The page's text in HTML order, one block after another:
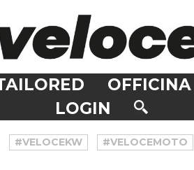
OFFICINA
LOGIN
#VELOCEKW #VELOCEMOTO